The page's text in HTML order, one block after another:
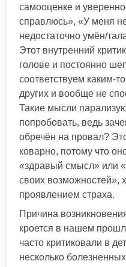
самооценке и
справлюсь», «У меня
недостаточно умён/
Этот внутренний
голове и постоянно
соответствуем каким-
других и вообще не
Такие мысли
попробовать, ведь
обречён на провал?
коварно, потому что
«здравый смысл» или
своих возможностей»,
проявлением страха.
Причина
кроется в нашем
часто критиковали в
несколько